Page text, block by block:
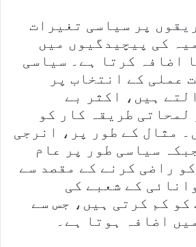
پر سیاسی تغیرات
کی پیچیدگیوں میں
اضافہ کرتا ہے۔ سیاسی
عملی کے انتخاب پر
ہیں، اکثر بے
لمحاتی طریقہ کار کو
مثال کے طور پر، انرجی
سیاسی طور پر عام
راضی کرنے کے مقصد سے
کے شعبے کی
کو کم کرتی ہیں، جس سے
اضافہ ہوتا ہے۔